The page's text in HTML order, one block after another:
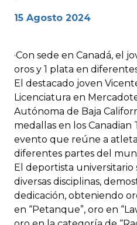
15 Agosto 2024
·Con sede en Canadá, el
oros y 1 plata en
El destacado joven
Licenciatura en
Autónoma de Baja
medallas en los Canadian
evento que reúne a
diferentes partes del
El deportista universitario
diversas disciplinas,
dedicación, obteniendo
en “Petanque”, oro en